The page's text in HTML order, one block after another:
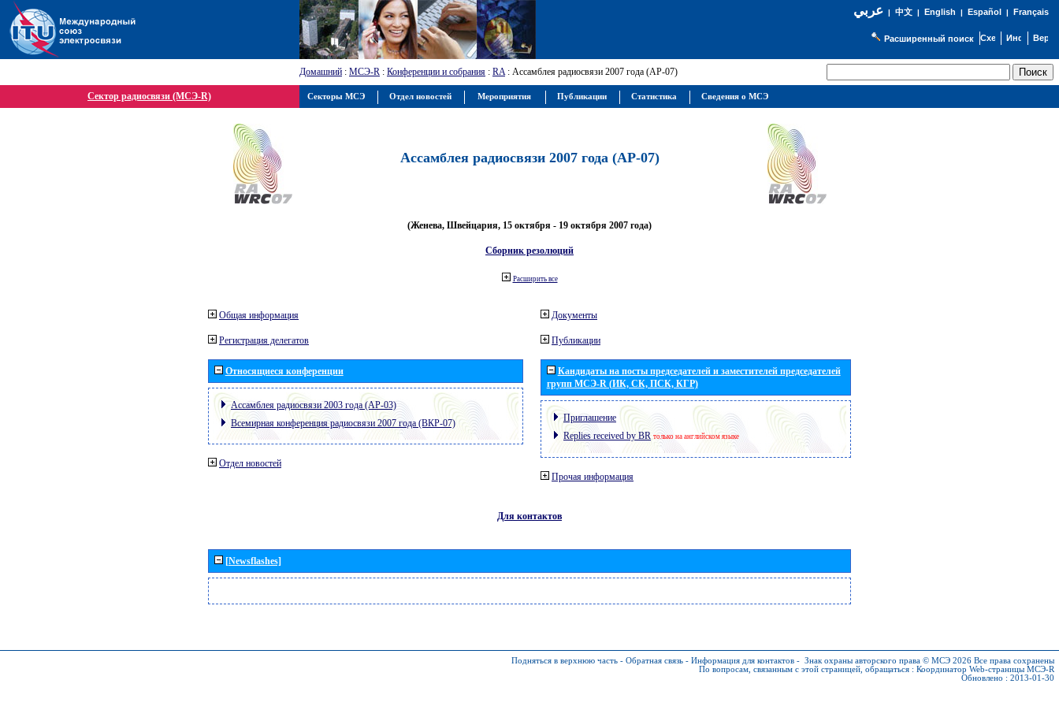
عربي| 中文| English | Español | Français
Расширенный поиск
Домашний : МСЭ-R : Конференции и собрания : RA: Ассамблея радиосвязи 2007 года (АР-07)
Сектор радиосвязи (МСЭ-R)
Ассамблея радиосвязи 2007 года (АР-07)
(Женева, Швейцария, 15 октября - 19 октября 2007 года)
Сборник резолюций
Расширить все
Общая информация
Регистрация делегатов
Относящиеся конференции
Ассамблея радиосвязи 2003 года (АР-03)
Всемирная конференция радиосвязи 2007 года (ВКР-07)
Отдел новостей
Документы
Публикации
Кандидаты на посты председателей и заместителей председателей
групп МСЭ-R (ИК, СК, ПСК, КГР)
Приглашение
Replies received by BR только на английском языке
Прочая информация
Для контактов
[Newsflashes]
Подняться в верхнюю часть - Обратная связь - Информация для контактов - Знак охраны авторского права © МСЭ 2026 Все права сохранены
По вопросам, связанным с этой страницей, обращаться : Координатор Web-страницы МСЭ-R
Обновлено : 2013-01-30
Секторы МСЭ Отдел новостей Мероприятия Публикации Статистика Сведения о МСЭ